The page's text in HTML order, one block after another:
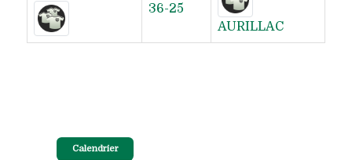
36-25
AURILLAC
Calendrier